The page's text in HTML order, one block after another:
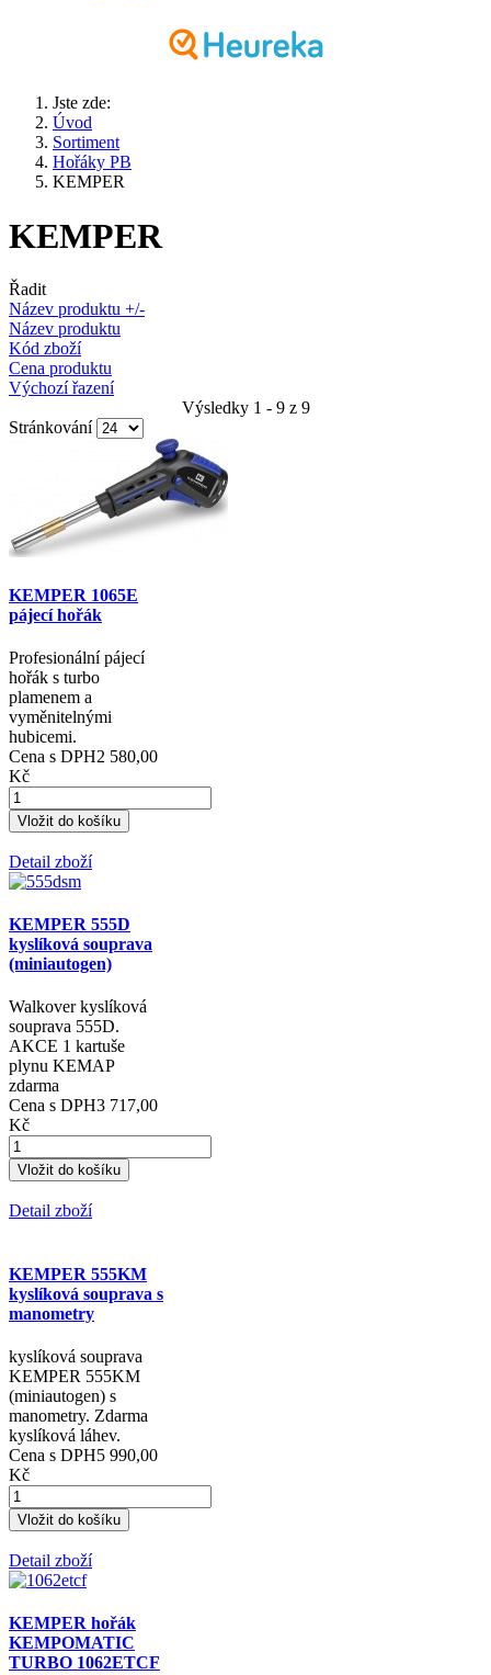
Jste zde:
Úvod
Sortiment
Hořáky PB
KEMPER
KEMPER
Řadit
Název produktu +/-
Název produktu
Kód zboží
Cena produktu
Výchozí řazení
Výsledky 1 - 9 z 9
Stránkování
KEMPER 1065E
pájecí hořák
Profesionální pájecí
hořák s turbo
plamenem a
vyměnitelnými
hubicemi.
Cena s DPH2 580,00
Kč
Detail zboží
KEMPER 555D
kyslíková souprava
(miniautogen)
Walkover kyslíková
souprava 555D.
AKCE 1 kartuše
plynu KEMAP
zdarma
Cena s DPH3 717,00
Kč
Detail zboží
KEMPER 555KM
kyslíková souprava s
manometry
kyslíková souprava
KEMPER 555KM
manometry. Zdarma
kyslíková láhev.
Cena s DPH5 990,00